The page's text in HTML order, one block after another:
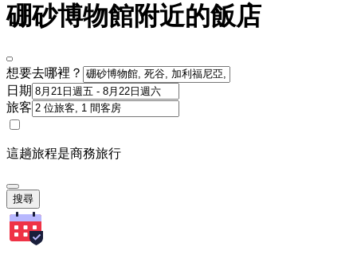
硼砂博物館附近的飯店
想要去哪裡？
日期
旅客
這趟旅程是商務旅行
搜尋